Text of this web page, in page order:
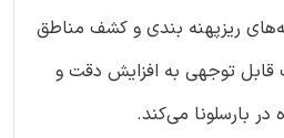
ریزپهنه بندی و کشف مناطق
توجهی به افزایش دقت و
در بارسلونا می‌کند.